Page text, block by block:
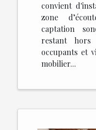
convient
zone
captation
restant
occupants et
mobilier...